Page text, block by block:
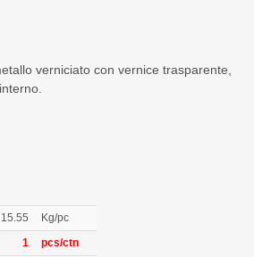
verniciato con vernice trasparente,
15.55
Kg/pc
1
pcs/ctn